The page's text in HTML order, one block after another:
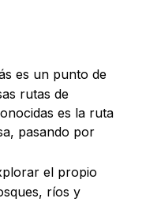
es un punto de
rutas de
es la ruta
pasando por
el propio
ríos y